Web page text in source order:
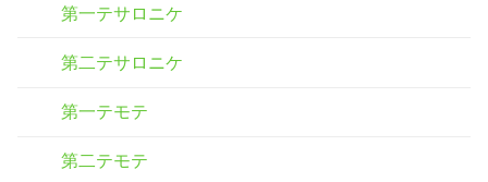
第一テサロニケ
第二テサロニケ
第一テモテ
第二テモテ